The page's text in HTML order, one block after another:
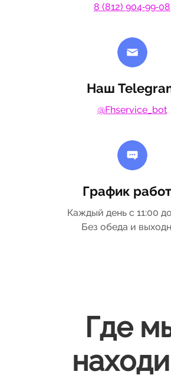
8 (812) 904‑99‑08
Наш
@Fhservice_bot
График
Каждый день с 11:00
Без обеда и
Где